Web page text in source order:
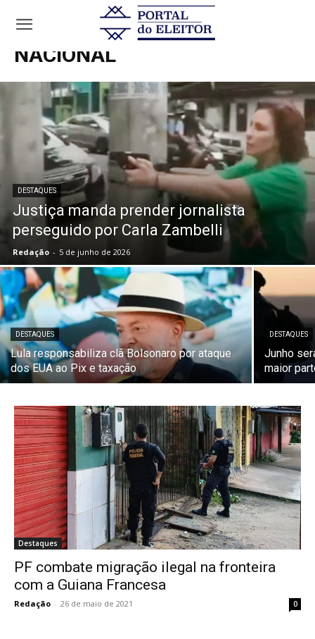
Início
NACIONAL
DESTAQUES
Justiça manda prender jornalista
perseguido por Carla Zambelli
Redação - 5 de junho de 2026
DESTAQUES
Lula responsabiliza clã Bolsonaro por ataque
dos EUA ao Pix e taxação
DESTAQUES
Junho
maior
Destaques
PF combate migração ilegal na fronteira
com a Guiana Francesa
Redação - 26 de maio de 2021 0